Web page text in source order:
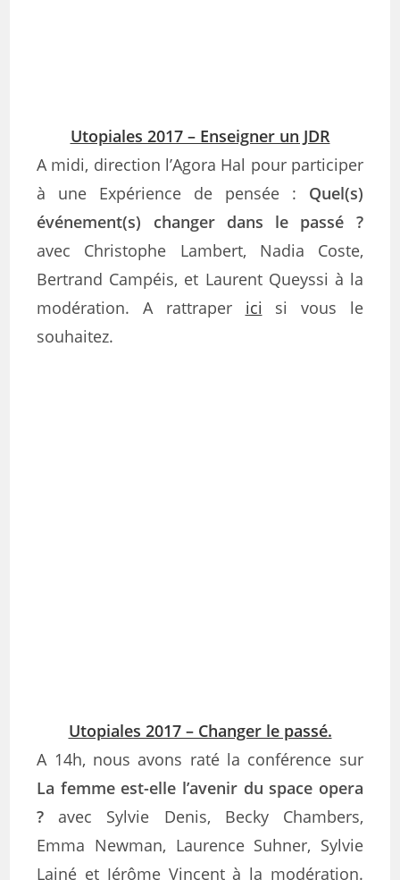
Utopiales 2017 – Enseigner un JDR
A midi, direction l’Agora Hal pour participer
à une Expérience de pensée : Quel(s)
événement(s) changer dans le passé ?
avec Christophe Lambert, Nadia Coste,
Bertrand Campéis, et Laurent Queyssi à la
modération. A rattraper ici si vous le
souhaitez.
Utopiales 2017 – Changer le passé.
A 14h, nous avons raté la conférence sur
La femme est-elle l’avenir du space opera
? avec Sylvie Denis, Becky Chambers,
Emma Newman, Laurence Suhner, Sylvie
Lainé et Jérôme Vincent à la modération.